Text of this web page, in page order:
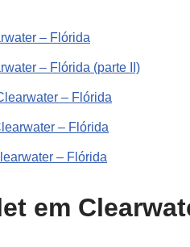
– Flórida
– Flórida (parte II)
– Flórida
– Flórida
– Flórida
em